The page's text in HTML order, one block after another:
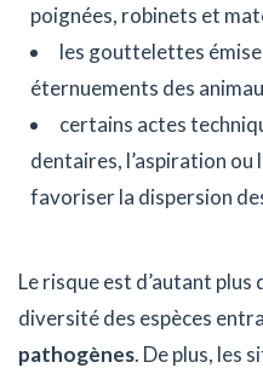
poignées, robinets et
les gouttelettes
éternuements des
certains actes
dentaires, l’aspiration
favoriser la dispersion
Le risque est d’autant
diversité des espèces
pathogènes. De plus, les